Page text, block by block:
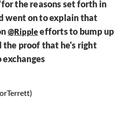
the reasons set forth in
went on to explain that
@Rippleefforts to bump up
the proof that he's right